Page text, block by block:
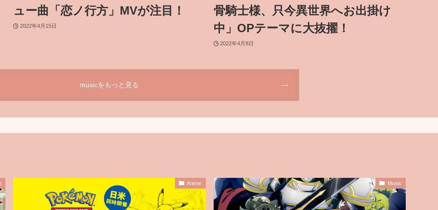
ュー曲「恋ノ行方」MVが注目！
2022年4月15日
骨騎士様、只今異世界へお出掛け
中」OPテーマに大抜擢！
2022年4月8日
musicをもっと見る
Anime Music